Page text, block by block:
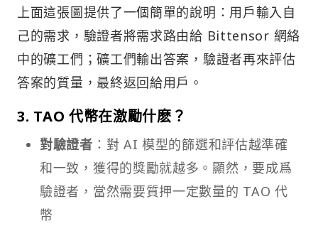
上面這張圖提供了一個簡單的說明：用戶輸入自
己的需求，驗證者將需求路由給 Bittensor 網絡
中的礦工們；礦工們輸出答案，驗證者再來評估
答案的質量，最終返回給用戶。
3. TAO 代幣在激勵什麽？
對驗證者 ：對 AI 模型的篩選和評估越準確
和一致，獲得的獎勵就越多。顯然，要成爲
驗證者，當然需要質押一定數量的 TAO 代
幣